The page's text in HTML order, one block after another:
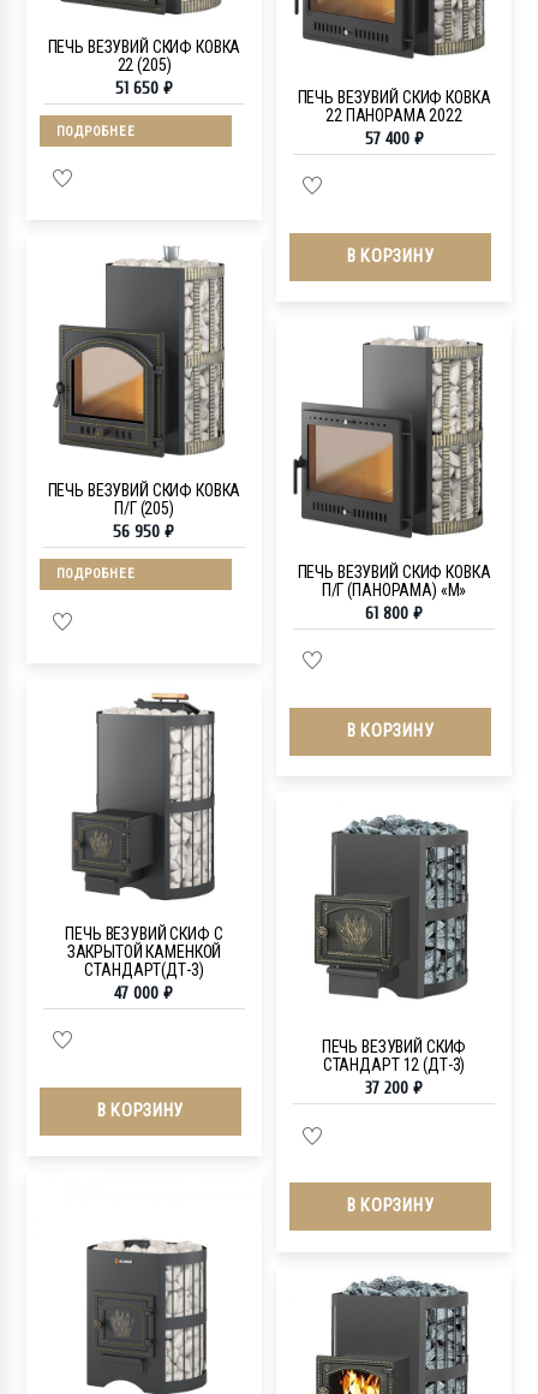
ПЕЧЬ ВЕЗУВИЙ СКИФ КОВКА
22 (205)
51 650 ₽
ПОДРОБНЕЕ
ПЕЧЬ ВЕЗУВИЙ СКИФ КОВКА
22 ПАНОРАМА 2022
57 400 ₽
В КОРЗИНУ
ПЕЧЬ ВЕЗУВИЙ СКИФ КОВКА
П/Г (205)
56 950₽
ПОДРОБНЕЕ
ПЕЧЬ ВЕЗУВИЙ СКИФ КОВКА
П/Г (ПАНОРАМА) «М»
61 800 ₽
В КОРЗИНУ
ПЕЧЬ ВЕЗУВИЙ СКИФ С
ЗАКРЫТОЙ КАМЕНКОЙ
СТАНДАРТ(ДТ-3)
47 000₽
В КОРЗИНУ
ПЕЧЬ ВЕЗУВИЙ СКИФ
СТАНДАРТ 12 (ДТ-3)
37 200 ₽
В КОРЗИНУ